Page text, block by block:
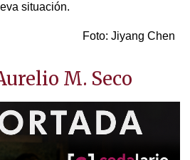
situación.
Foto: Jiyang Chen
M. Seco